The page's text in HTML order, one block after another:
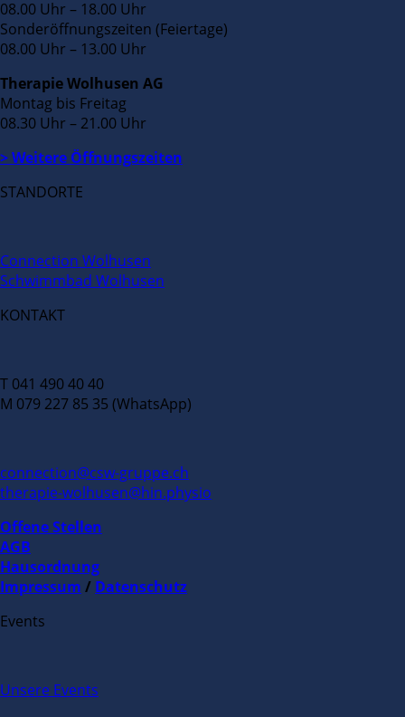
08.00 Uhr – 18.00 Uhr
Sonderöffnungszeiten (Feiertage)
08.00 Uhr – 13.00 Uhr
Therapie Wolhusen AG
Montag bis Freitag
08.30 Uhr – 21.00 Uhr
> Weitere Öffnungszeiten
STANDORTE
Connection Wolhusen
Schwimmbad Wolhusen
KONTAKT
T 041 490 40 40
M 079 227 85 35 (WhatsApp)
connection@csw-gruppe.ch
therapie-wolhusen@hin.physio
Offene Stellen
AGB
Hausordnung
Impressum / Datenschutz
Events
Unsere Events